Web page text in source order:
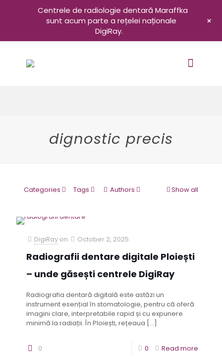
dignostic precis
Categories Tags Authors Show all
DigiRay on October 2, 2025
Radiografii dentare digitale Ploiești
– unde găsești centrele DigiRay
Radiografia dentară digitală este astăzi un
instrument esențial în stomatologie, pentru că oferă
imagini clare, interpretabile rapid și cu expunere
minimă la radiații. În Ploiești, rețeaua […]
0 0 Read more
Centrele de radiologie dentară Maraffka
sunt acum parte a rețelei naționale
DigiRay.
+